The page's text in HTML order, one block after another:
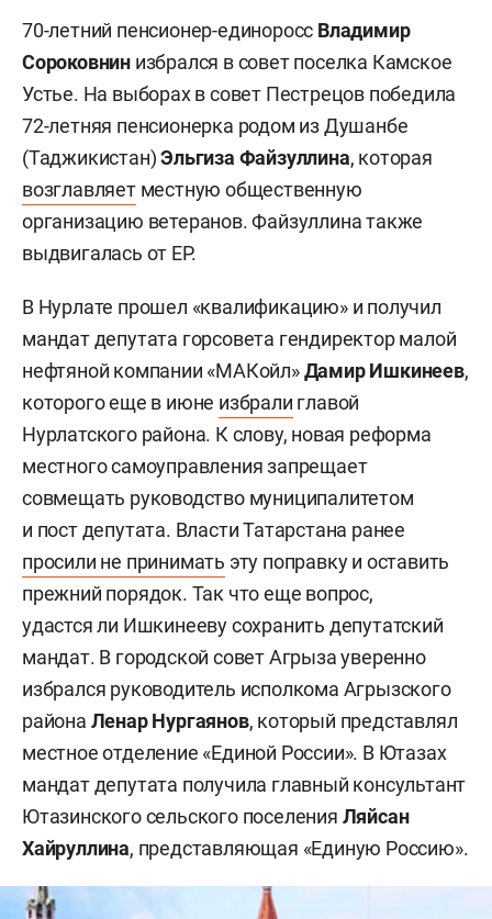
70-летний пенсионер-единоросс Владимир
Сороковнин избрался в совет поселка Камское
Устье. На выборах в совет Пестрецов победила
72-летняя пенсионерка родом из Душанбе
(Таджикистан)Эльгиза Файзуллина, которая
возглавляетместную общественную
организацию ветеранов. Файзуллина также
выдвигалась от ЕР.
В Нурлате прошел «квалификацию» и получил
мандат депутата горсовета гендиректор малой
нефтяной компании «МАКойл»Дамир Ишкинеев,
которого еще в июне избрали главой
Нурлатского района. К слову, новая реформа
местного самоуправления запрещает
совмещать руководство муниципалитетом
и пост депутата. Власти Татарстана ранее
просили не принимать эту поправку и оставить
прежний порядок. Так что еще вопрос,
удастся ли Ишкинееву сохранить депутатский
мандат. В городской совет Агрыза уверенно
избрался руководитель исполкома Агрызского
района Ленар Нургаянов, который представлял
местное отделение «Единой России». В Ютазах
мандат депутата получила главный консультант
Ютазинского сельского поселения Ляйсан
Хайруллина, представляющая «Единую Россию».